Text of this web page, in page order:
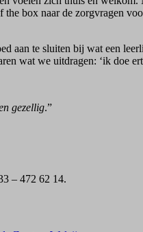
box naar de zorgvragen
aan te sluiten bij wat een
wat we uitdragen: ‘ik doe
gezellig.”
– 472 62 14.